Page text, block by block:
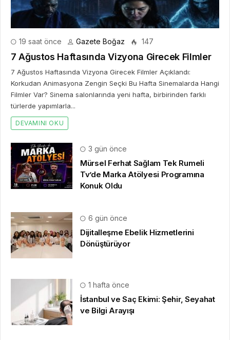
19 saat önce Gazete Boğaz 147
7 Ağustos Haftasında Vizyona Girecek Filmler
7 Ağustos Haftasında Vizyona Girecek Filmler Açıklandı:
Korkudan Animasyona Zengin Seçki Bu Hafta Sinemalarda Hangi
Filmler Var? Sinema salonlarında yeni hafta, birbirinden farklı
türlerde yapımlarla...
DEVAMINI OKU
3 gün önce
Mürsel Ferhat Sağlam Tek Rumeli
Tv’de Marka Atölyesi Programına
Konuk Oldu
6 gün önce
Dijitalleşme Ebelik Hizmetlerini
Dönüştürüyor
1 hafta önce
İstanbul ve Saç Ekimi: Şehir, Seyahat
ve Bilgi Arayışı